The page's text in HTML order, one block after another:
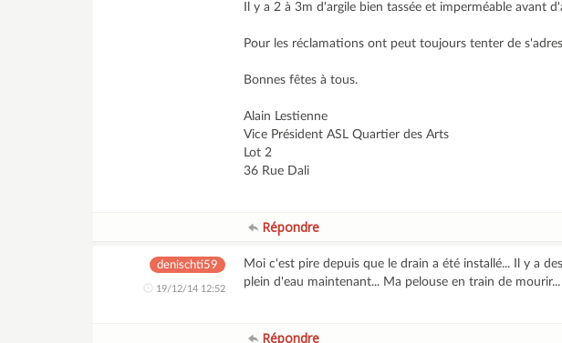
Il y a 2 à 3m d'argile bien tassée et imperméable avant
Pour les réclamations ont peut toujours tenter de
Bonnes fêtes à tous.
Alain Lestienne
Vice Président ASL Quartier des Arts
Lot 2
36 Rue Dali
Répondre
denischti59
19/12/14 12:52
Moi c'est pire depuis que le drain a été installé... Il y a
plein d'eau maintenant... Ma pelouse en train de mourir...
Répondre